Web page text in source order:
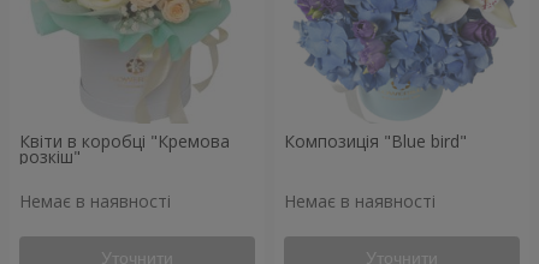
Квіти в коробці "Кремова
розкіш"
Немає в наявності
Уточнити
Композиція "Blue bird"
Немає в наявності
Уточнити